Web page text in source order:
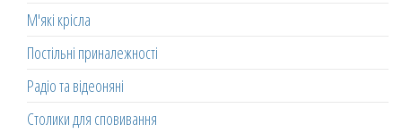
М'які крісла
Постільні приналежності
Радіо та відеоняні
Столики для сповивання